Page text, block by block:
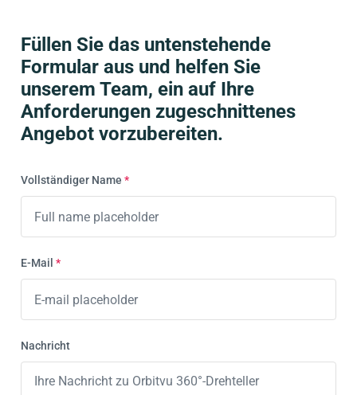
Füllen Sie das untenstehende
Formular aus und helfen Sie
unserem Team, ein auf Ihre
Anforderungen zugeschnittenes
Angebot vorzubereiten.
Vollständiger Name *
E-Mail *
Nachricht